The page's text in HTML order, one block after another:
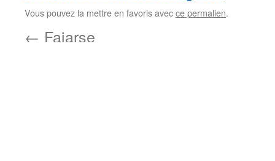
Vous pouvez la mettre en favoris avecce permalien.
← Fajarse